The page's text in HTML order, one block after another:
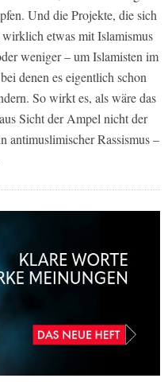
Und die Projekte, die sich
etwas mit Islamismus
weniger – um Islamisten im
denen es eigentlich schon
So wirkt es, als wäre das
Sicht der Ampel nicht der
antimuslimischer Rassismus –